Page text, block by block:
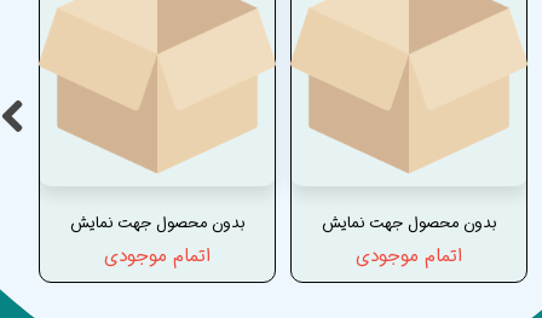
بدون محصول جهت نمایش
اتمام موجودی
بدون محصول جهت نمایش
اتمام موجودی